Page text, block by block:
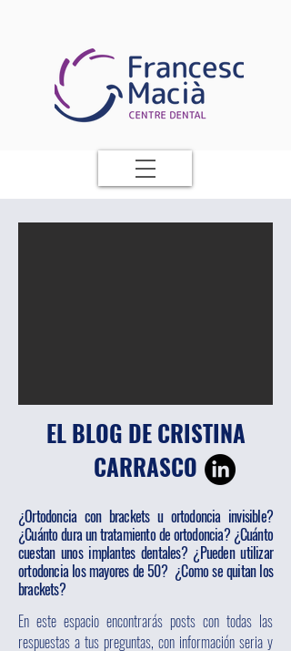
EL BLOG DE CRISTINA
CARRASCO
¿Ortodoncia con brackets u ortodoncia invisible?
¿Cuánto dura un tratamiento de ortodoncia? ¿Cuánto
cuestan unos implantes dentales? ¿Pueden utilizar
ortodoncia los mayores de 50? ¿Como se quitan los
brackets?
En este espacio encontrarás posts con todas las
respuestas a tus preguntas, con información seria y